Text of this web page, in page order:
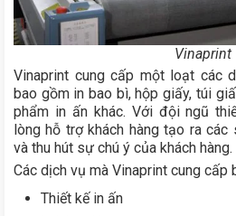
Vinaprint
Vinaprint cung cấp một loạt các
bao gồm in bao bì, hộp giấy, túi
phẩm in ấn khác. Với đội ngũ
lòng hỗ trợ khách hàng tạo ra
và thu hút sự chú ý của khách hàng.
Các dịch vụ mà Vinaprint cung cấp
Thiết kế in ấn